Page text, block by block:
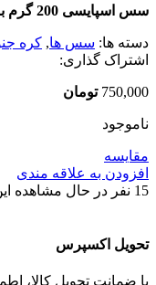
سس اسپایسی 200 گرم بولداک سامیانگ
دسته ها: سس ها, کره
اشتراک گذاری:
750,000 تومان
ناموجود
مقایسه
افزودن به علاقه مندی
15 نفر در حال مشاهده
تحویل اکسپرس
با ضمانت تحویل کالا،